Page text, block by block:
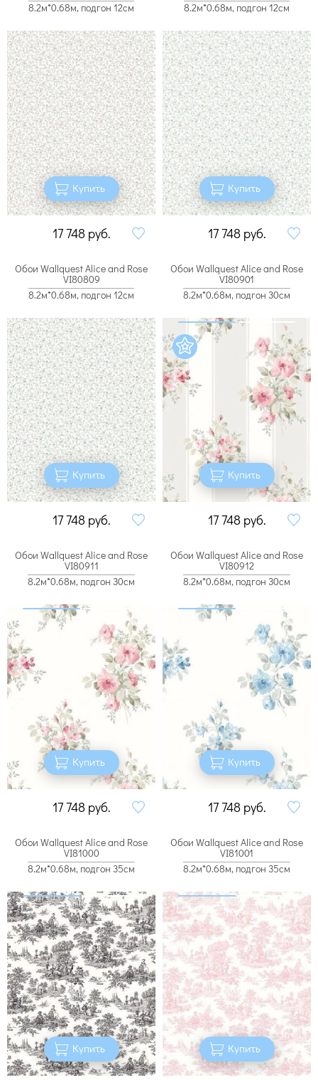
8.2м*0.68м, подгон 12см
Купить
17 748 руб.
8.2м*0.68м, подгон 12см
Купить
17 748 руб.
Обои Wallquest Alice and Rose
VI80809
8.2м*0.68м, подгон 12см
Купить
17 748 руб.
Обои Wallquest Alice and Rose
VI80901
8.2м*0.68м, подгон 30см
Купить
17 748 руб.
Обои Wallquest Alice and Rose
VI80911
8.2м*0.68м, подгон 30см
Купить
17 748 руб.
Обои Wallquest Alice and Rose
VI80912
8.2м*0.68м, подгон 30см
Купить
17 748 руб.
Обои Wallquest Alice and Rose
VI81000
8.2м*0.68м, подгон 35см
Купить
Обои Wallquest Alice and Rose
VI81001
8.2м*0.68м, подгон 35см
Купить